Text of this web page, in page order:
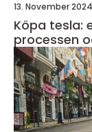
13. November 2024
Köpa tesla:
processen